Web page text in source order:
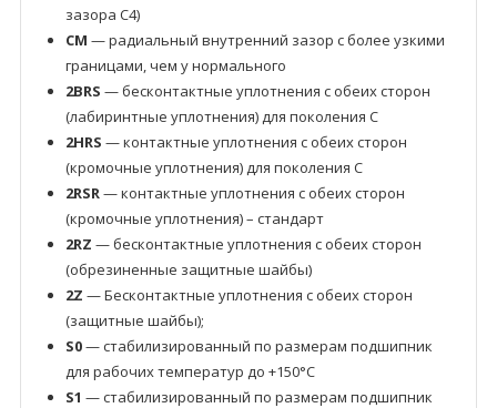
зазора C4)
CM — радиальный внутренний зазор с более узкими
границами, чем у нормального
2BRS — бесконтактные уплотнения с обеих сторон
(лабиринтные уплотнения) для поколения C
2HRS — контактные уплотнения с обеих сторон
(кромочные уплотнения) для поколения C
2RSR— контактные уплотнения с обеих сторон
(кромочные уплотнения) – стандарт
2RZ — бесконтактные уплотнения с обеих сторон
(обрезиненные защитные шайбы)
2Z — Бесконтактные уплотнения с обеих сторон
(защитные шайбы);
S0— стабилизированный по размерам подшипник
для рабочих температур до +150°C
S1 — стабилизированный по размерам подшипник